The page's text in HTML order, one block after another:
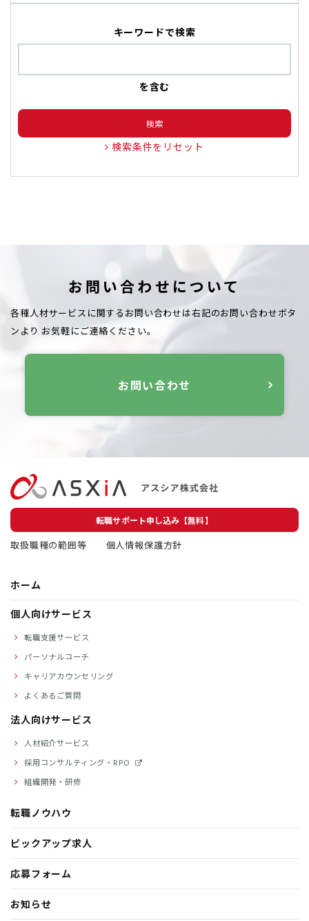
キーワードで検索
を含む
検索
検索条件をリセット
お問い合わせについて
各種人材サービスに関するお問い合わせは右記のお問い合わせボタ
ンより お気軽にご連絡ください。
お問い合わせ
転職サポート申し込み【無料】
取扱職種の範囲等 個人情報保護方針
ホーム
個人向けサービス
転職支援サービス
パーソナルコーチ
キャリアカウンセリング
よくあるご質問
法人向けサービス
人材紹介サービス
採用コンサルティング・RPO
組織開発・研修
転職ノウハウ
ピックアップ求人
応募フォーム
お知らせ